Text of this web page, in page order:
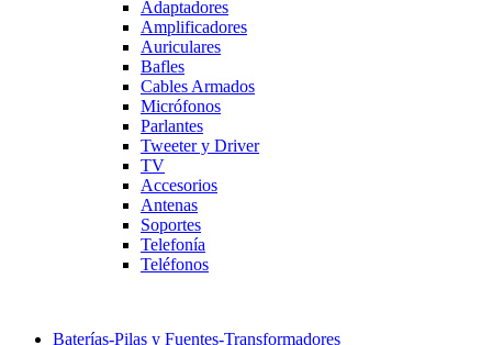
Adaptadores
Amplificadores
Auriculares
Bafles
Cables Armados
Micrófonos
Parlantes
Tweeter y Driver
TV
Accesorios
Antenas
Soportes
Telefonía
Teléfonos
Baterías-Pilas y Fuentes-Transformadores